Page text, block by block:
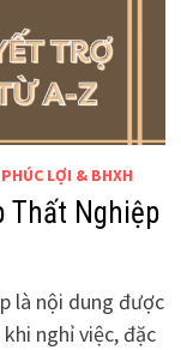
PHÚC LỢI & BHXH
Thất Nghiệp
là nội dung được
nghỉ việc, đặc